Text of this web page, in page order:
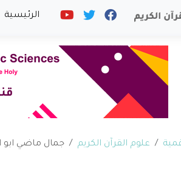
الرئيسية
علوم القرآن الكريم جمال ماضي ابو